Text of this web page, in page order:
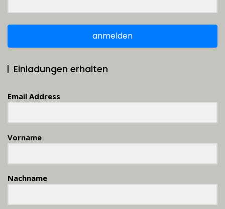
anmelden
Einladungen erhalten
Email Address
Vorname
Nachname